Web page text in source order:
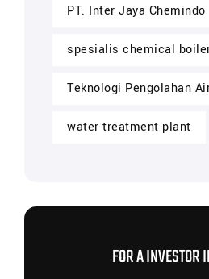
PT. Inter Jaya Chemindo
spesialis chemical
Teknologi Pengolahan
water treatment plant
FOR A INVESTOR